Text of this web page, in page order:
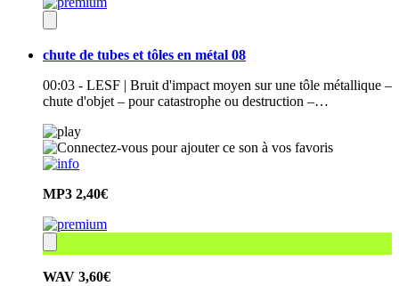
chute de tubes et tôles en métal 08
00:03 - LESF | Bruit d'impact moyen sur une tôle métallique –
chute d'objet – pour catastrophe ou destruction –…
MP3 2,40€
WAV 3,60€